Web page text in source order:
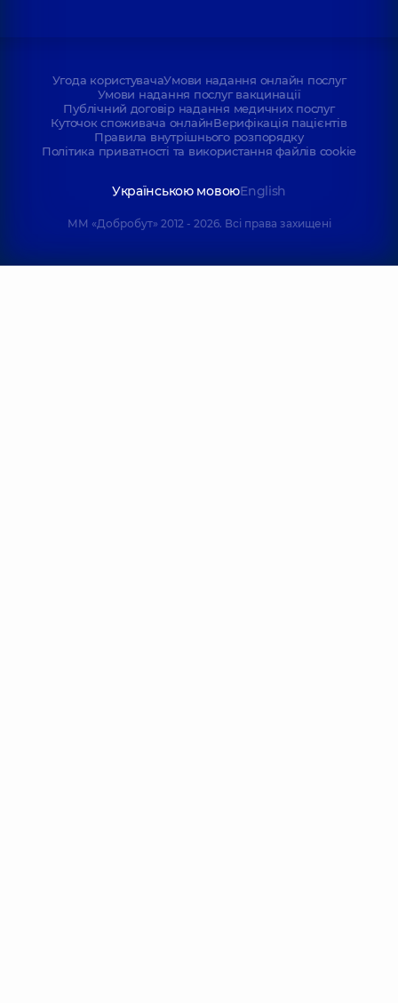
Угода користувачаУмови надання онлайн послуг
Умови надання послуг вакцинації
Публічний договір надання медичних послуг
Куточок споживача онлайнВерифікація пацієнтів
Правила внутрішнього розпорядку
Політика приватності та використання файлів cookie
Українською мовоюEnglish
ММ «Добробут» 2012 - 2026. Всі права захищені